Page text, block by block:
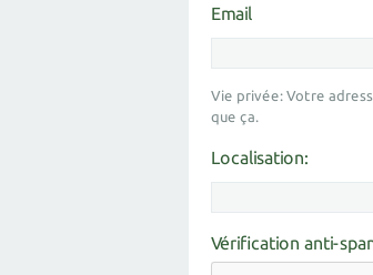
Email
Vie privée: Votre
que ça.
Localisation:
Vérification anti-